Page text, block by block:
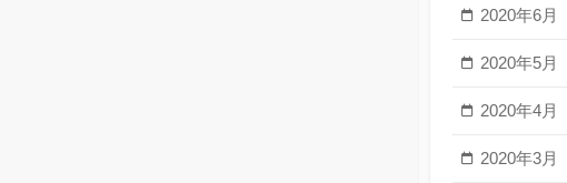
2020年6月
2020年5月
2020年4月
2020年3月